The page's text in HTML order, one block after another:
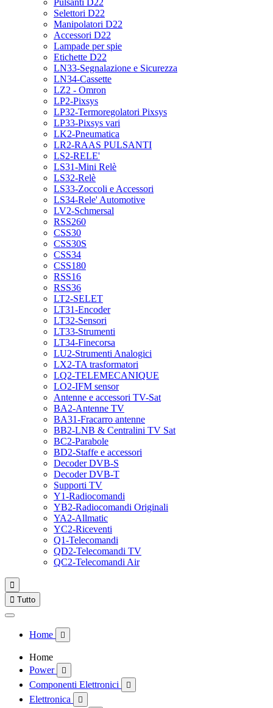
Pulsanti D22
Selettori D22
Manipolatori D22
Accessori D22
Lampade per spie
Etichette D22
LN33-Segnalazione e Sicurezza
LN34-Cassette
LZ2 - Omron
LP2-Pixsys
LP32-Termoregolatori Pixsys
LP33-Pixsys vari
LK2-Pneumatica
LR2-RAAS PULSANTI
LS2-RELE'
LS31-Mini Relè
LS32-Relè
LS33-Zoccoli e Accessori
LS34-Rele' Automotive
LV2-Schmersal
RSS260
CSS30
CSS30S
CSS34
CSS180
RSS16
RSS36
LT2-SELET
LT31-Encoder
LT32-Sensori
LT33-Strumenti
LT34-Finecorsa
LU2-Strumenti Analogici
LX2-TA trasformatori
LQ2-TELEMECANIQUE
LO2-IFM sensor
Antenne e accessori TV-Sat
BA2-Antenne TV
BA31-Fracarro antenne
BB2-LNB & Centralini TV Sat
BC2-Parabole
BD2-Staffe e accessori
Decoder DVB-S
Decoder DVB-T
Supporti TV
Y1-Radiocomandi
YB2-Radiocomandi Originali
YA2-Allmatic
YC2-Riceventi
Q1-Telecomandi
QD2-Telecomandi TV
QC2-Telecomandi Air

 Tutto
Home 
Home
Power

Componenti Elettronici 
Elettronica 